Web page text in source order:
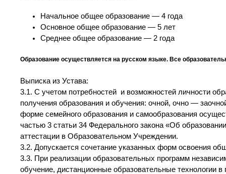
Начальное общее образование — 4 года
Основное общее образование — 5 лет
Среднее общее образование — 2 года
Образование осуществляется на русском языке. Все
Выписка из Устава:
3.1. С учетом потребностей и возможностей личности
получения образования и обучения: очной, очно —
форме семейного образования и самообразования
частью 3 статьи 34 Федерального закона «Об
аттестации в Образовательном Учреждении.
3.2. Допускается сочетание указанных форм освоения
3.3. При реализации образовательных программ
обучение, дистанционные образовательные технологии